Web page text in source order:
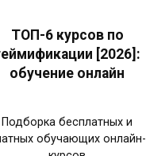
ТОП-6 курсов по
[2026]:
обучение онлайн
Подборка бесплатных и
обучающих онлайн-